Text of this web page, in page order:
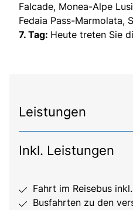
Falcade, Monea-Alpe
Fedaia Pass-Marmolata,
7. Tag: Heute treten Sie
Leistungen
Inkl. Leistungen
Fahrt im Reisebus
Busfahrten zu den